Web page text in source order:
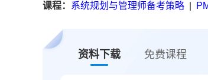
课程： 系统规划与管理师备考策略
资料下载 免费课程